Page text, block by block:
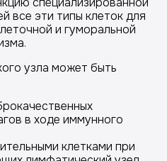
все эти типы клеток для
и гуморальной
узла может быть
в ходе иммунного
клетками при